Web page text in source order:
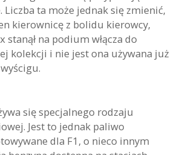
Liczba ta może jednak się zmienić,
kierownicę z bolidu kierowcy,
stanął na podium włącza do
kolekcji i nie jest ona używana już
się specjalnego rodzaju
Jest to jednak paliwo
dla F1, o nieco innym